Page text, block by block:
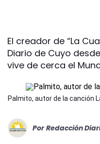
El creador de “La
Diario de Cuyo
vive de cerca el
Palmito, autor de la canción
Por Redacción